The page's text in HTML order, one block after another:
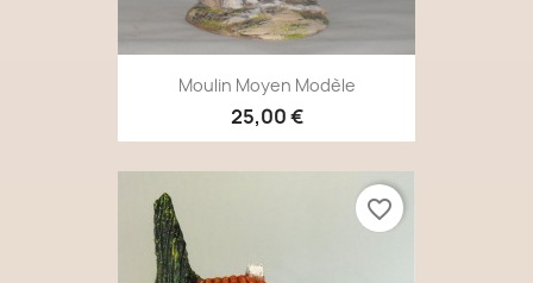
Moulin Moyen Modèle
25,00 €
favorite_border